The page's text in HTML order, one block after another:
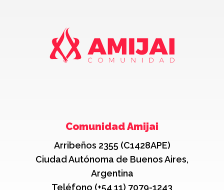
Comunidad Amijai
Arribeños 2355 (C1428APE)
Ciudad Autónoma de Buenos Aires,
Argentina
Teléfono (+54 11) 7079-1243